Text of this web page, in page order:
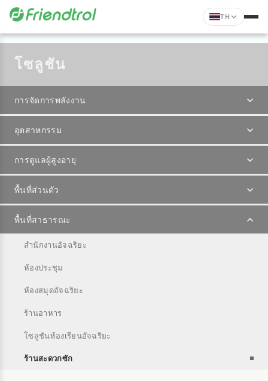
TH
โซลูชัน
การจัดการพลังงาน
อุตสาหกรรม
การดูแลผู้สูงอายุ
พื้นที่ส่วนตัว
พื้นที่สาธารณะ
สำนักงานอัจฉริยะ
ห้องประชุม
ห้องสมุดอัจฉริยะ
ร้านอาหาร
โซลูชันห้องเรียนอัจฉริยะ
ร้านสะดวกซัก